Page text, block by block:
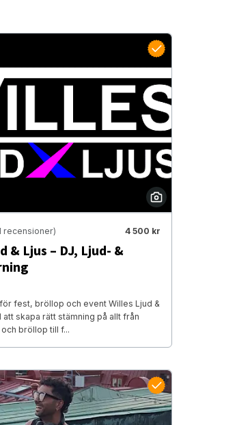
recensioner) 4 500 kr
& Ljus – DJ, Ljud- &
fest, bröllop och event Willes Ljud &
att skapa rätt stämning på allt från
bröllop till f...